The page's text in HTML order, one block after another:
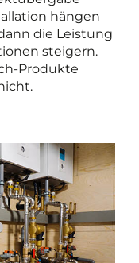
hängen
die Leistung
steigern.
Produkte